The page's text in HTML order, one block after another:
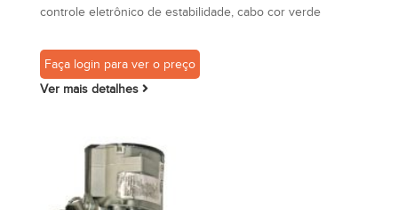
controle eletrônico de estabilidade, cabo cor verde
Faça login para ver o preço
Ver mais detalhes